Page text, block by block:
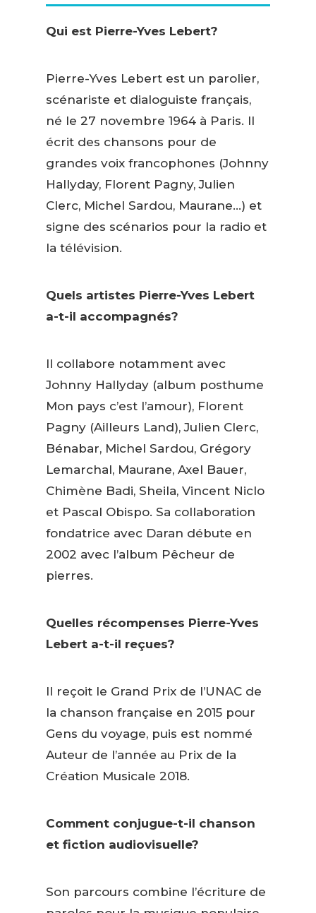
Qui est Pierre-Yves Lebert?
Pierre-Yves Lebert est un parolier,
scénariste et dialoguiste français,
né le 27 novembre 1964 à Paris. Il
écrit des chansons pour de
grandes voix francophones (Johnny
Hallyday, Florent Pagny, Julien
Clerc, Michel Sardou, Maurane…) et
signe des scénarios pour la radio et
la télévision.
Quels artistes Pierre-Yves Lebert
a-t-il accompagnés?
Il collabore notamment avec
Johnny Hallyday (album posthume
Mon pays c’est l’amour), Florent
Pagny (Ailleurs Land), Julien Clerc,
Bénabar, Michel Sardou, Grégory
Lemarchal, Maurane, Axel Bauer,
Chimène Badi, Sheila, Vincent Niclo
et Pascal Obispo. Sa collaboration
fondatrice avec Daran débute en
2002 avec l’album Pêcheur de
pierres.
Quelles récompenses Pierre-Yves
Lebert a-t-il reçues?
Il reçoit le Grand Prix de l’UNAC de
la chanson française en 2015 pour
Gens du voyage, puis est nommé
Auteur de l’année au Prix de la
Création Musicale 2018.
Comment conjugue-t-il chanson
et fiction audiovisuelle?
Son parcours combine l’écriture de